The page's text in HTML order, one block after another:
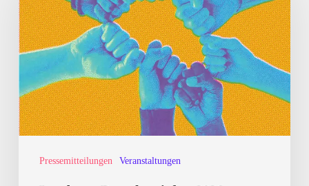
Pressemitteilungen Veranstaltungen
2026:
Informieren,
Mitreden,
Mitgestalten